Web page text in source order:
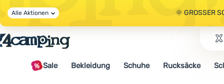
🌞 GROSSER
🤫 - 10 % AUF
🌞 GROSSER
Alle Aktionen
Sale Bekleidung Schuhe Rucksäcke